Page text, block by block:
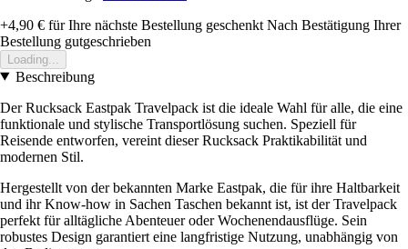
+4,90 € für Ihre nächste Bestellung geschenkt Nach Bestätigung Ihrer
Bestellung gutgeschrieben
Loading...
Beschreibung
Der Rucksack Eastpak Travelpack ist die ideale Wahl für alle, die eine
funktionale und stylische Transportlösung suchen. Speziell für
Reisende entworfen, vereint dieser Rucksack Praktikabilität und
modernen Stil.
Hergestellt von der bekannten Marke Eastpak, die für ihre Haltbarkeit
und ihr Know-how in Sachen Taschen bekannt ist, ist der Travelpack
perfekt für alltägliche Abenteuer oder Wochenendausflüge. Sein
robustes Design garantiert eine langfristige Nutzung, unabhängig von